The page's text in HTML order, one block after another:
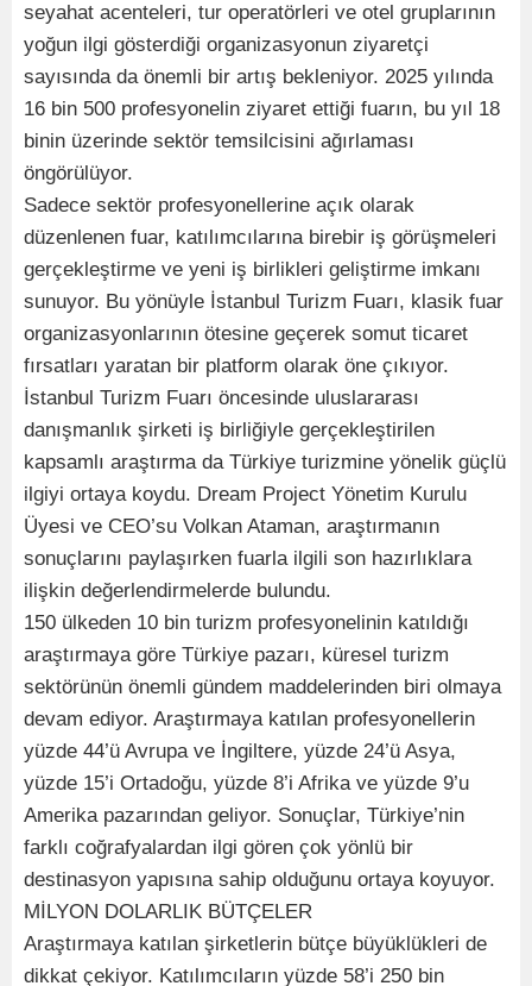
seyahat acenteleri, tur operatörleri ve otel gruplarının
yoğun ilgi gösterdiği organizasyonun ziyaretçi
sayısında da önemli bir artış bekleniyor. 2025 yılında
16 bin 500 profesyonelin ziyaret ettiği fuarın, bu yıl 18
binin üzerinde sektör temsilcisini ağırlaması
öngörülüyor.
Sadece sektör profesyonellerine açık olarak
düzenlenen fuar, katılımcılarına birebir iş görüşmeleri
gerçekleştirme ve yeni iş birlikleri geliştirme imkanı
sunuyor. Bu yönüyle İstanbul Turizm Fuarı, klasik fuar
organizasyonlarının ötesine geçerek somut ticaret
fırsatları yaratan bir platform olarak öne çıkıyor.
İstanbul Turizm Fuarı öncesinde uluslararası
danışmanlık şirketi iş birliğiyle gerçekleştirilen
kapsamlı araştırma da Türkiye turizmine yönelik güçlü
ilgiyi ortaya koydu. Dream Project Yönetim Kurulu
Üyesi ve CEO’su Volkan Ataman, araştırmanın
sonuçlarını paylaşırken fuarla ilgili son hazırlıklara
ilişkin değerlendirmelerde bulundu.
150 ülkeden 10 bin turizm profesyonelinin katıldığı
araştırmaya göre Türkiye pazarı, küresel turizm
sektörünün önemli gündem maddelerinden biri olmaya
devam ediyor. Araştırmaya katılan profesyonellerin
yüzde 44’ü Avrupa ve İngiltere, yüzde 24’ü Asya,
yüzde 15’i Ortadoğu, yüzde 8’i Afrika ve yüzde 9’u
Amerika pazarından geliyor. Sonuçlar, Türkiye’nin
farklı coğrafyalardan ilgi gören çok yönlü bir
destinasyon yapısına sahip olduğunu ortaya koyuyor.
MİLYON DOLARLIK BÜTÇELER
Araştırmaya katılan şirketlerin bütçe büyüklükleri de
dikkat çekiyor. Katılımcıların yüzde 58’i 250 bin